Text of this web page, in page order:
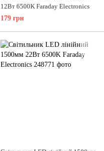
12Вт 6500K Faraday Electronics
179 грн